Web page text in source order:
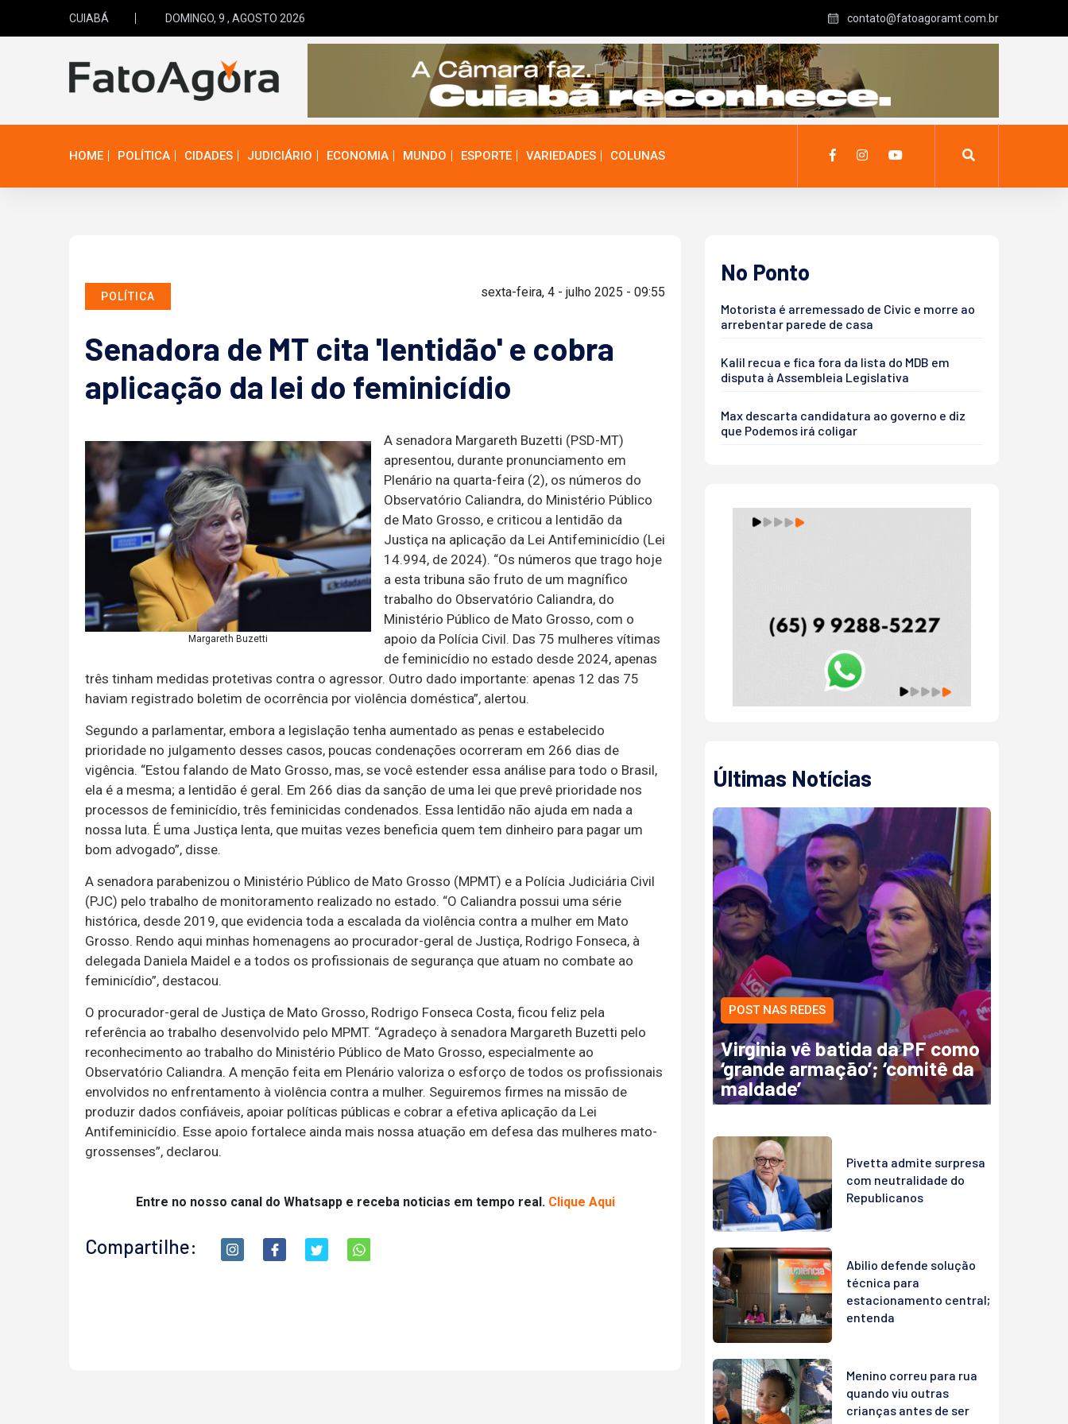
CUIABÁ DOMINGO, 9 , AGOSTO 2026 contato@fatoagoramt.com.br
HOME POLÍTICA CIDADES JUDICIÁRIO ECONOMIA MUNDO ESPORTE VARIEDADES COLUNAS
POLÍTICA sexta-feira, 4 - julho 2025 - 09:55
Senadora de MT cita 'lentidão' e cobra
aplicação da lei do feminicídio
Margareth Buzetti
A senadora Margareth Buzetti (PSD-MT)
apresentou, durante pronunciamento em
Plenário na quarta-feira (2), os números do
Observatório Caliandra, do Ministério Público
de Mato Grosso, e criticou a lentidão da
Justiça na aplicação da Lei Antifeminicídio (Lei
14.994, de 2024). “Os números que trago hoje
a esta tribuna são fruto de um magnífico
trabalho do Observatório Caliandra, do
Ministério Público de Mato Grosso, com o
apoio da Polícia Civil. Das 75 mulheres vítimas
de feminicídio no estado desde 2024, apenas
três tinham medidas protetivas contra o agressor. Outro dado importante: apenas 12 das 75
haviam registrado boletim de ocorrência por violência doméstica”, alertou.
Segundo a parlamentar, embora a legislação tenha aumentado as penas e estabelecido
prioridade no julgamento desses casos, poucas condenações ocorreram em 266 dias de
vigência. “Estou falando de Mato Grosso, mas, se você estender essa análise para todo o Brasil,
ela é a mesma; a lentidão é geral. Em 266 dias da sanção de uma lei que prevê prioridade nos
processos de feminicídio, três feminicidas condenados. Essa lentidão não ajuda em nada a
nossa luta. É uma Justiça lenta, que muitas vezes beneficia quem tem dinheiro para pagar um
bom advogado”, disse.
A senadora parabenizou o Ministério Público de Mato Grosso (MPMT) e a Polícia Judiciária Civil
(PJC) pelo trabalho de monitoramento realizado no estado. “O Caliandra possui uma série
histórica, desde 2019, que evidencia toda a escalada da violência contra a mulher em Mato
Grosso. Rendo aqui minhas homenagens ao procurador-geral de Justiça, Rodrigo Fonseca, à
delegada Daniela Maidel e a todos os profissionais de segurança que atuam no combate ao
feminicídio”, destacou.
O procurador-geral de Justiça de Mato Grosso, Rodrigo Fonseca Costa, ficou feliz pela
referência ao trabalho desenvolvido pelo MPMT. “Agradeço à senadora Margareth Buzetti pelo
reconhecimento ao trabalho do Ministério Público de Mato Grosso, especialmente ao
Observatório Caliandra. A menção feita em Plenário valoriza o esforço de todos os profissionais
envolvidos no enfrentamento à violência contra a mulher. Seguiremos firmes na missão de
produzir dados confiáveis, apoiar políticas públicas e cobrar a efetiva aplicação da Lei
Antifeminicídio. Esse apoio fortalece ainda mais nossa atuação em defesa das mulheres mato-
grossenses”, declarou.
Entre no nosso canal do Whatsapp e receba noticias em tempo real. Clique Aqui
Compartilhe:
No Ponto
Motorista é arremessado de Civic e morre ao
arrebentar parede de casa
Kalil recua e fica fora da lista do MDB em
disputa à Assembleia Legislativa
Max descarta candidatura ao governo e diz
que Podemos irá coligar
Últimas Notícias
POST NAS REDES
Virginia vê batida da PF como
‘grande armação’; ‘comitê da
maldade’
Pivetta admite surpresa
com neutralidade do
Republicanos
Abilio defende solução
técnica para
estacionamento central;
entenda
Menino correu para rua
quando viu outras
crianças antes de ser